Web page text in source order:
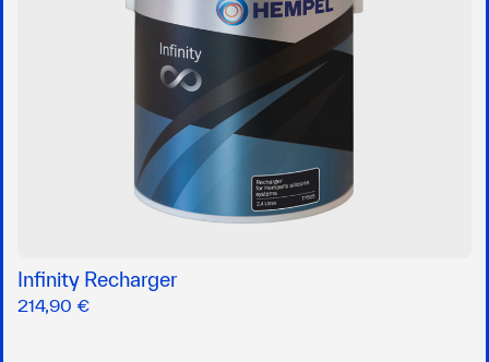
Infinity Recharger
214,90 €